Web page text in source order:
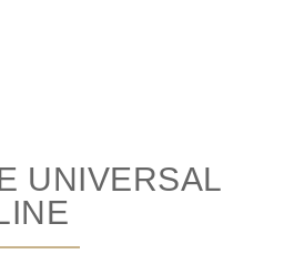
UNIVERSAL